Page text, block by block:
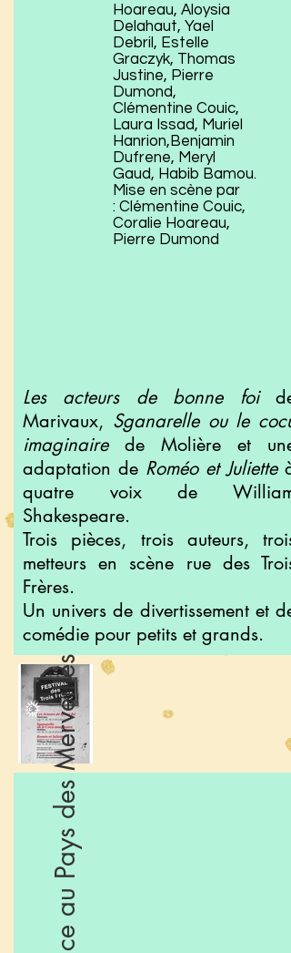
Hoareau, Aloysia
Delahaut, Yael
Debril, Estelle
Graczyk, Thomas
Justine, Pierre
Dumond,
Clémentine Couic,
Laura Issad, Muriel
Hanrion,Benjamin
Dufrene, Meryl
Gaud, Habib Bamou.
Mise en scène par
: Clémentine Couic,
Coralie Hoareau,
Pierre Dumond
Les acteurs de bonne foi de
Marivaux, Sganarelle ou le cocu
imaginairede Molière et une
adaptation de Roméo et Julietteà
quatre voix de William
Shakespeare.
Trois pièces, trois auteurs, trois
metteurs en scène rue des Trois
Frères.
Un univers de divertissement et de
comédie pour petits et grands.
Alice au Pays des Merveilles